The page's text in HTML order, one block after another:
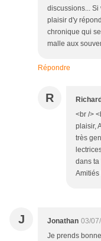
discussions... Si
plaisir d'y
chronique qui
malle aux
Répondre
R Richard
<br />
plaisir,
très
dans ta
Amitiés
J Jonathan 03/
Je prends